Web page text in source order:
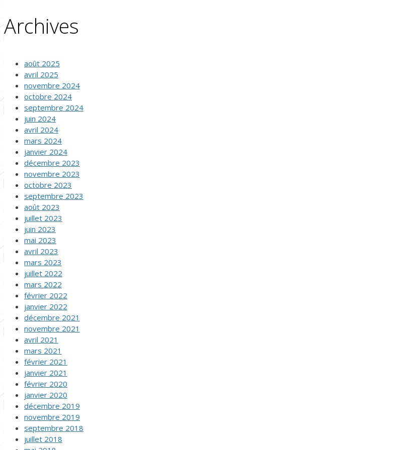
Archives
août 2025
avril 2025
novembre 2024
octobre 2024
septembre 2024
juin 2024
avril 2024
mars 2024
janvier 2024
décembre 2023
novembre 2023
octobre 2023
septembre 2023
août 2023
juillet 2023
juin 2023
mai 2023
avril 2023
mars 2023
juillet 2022
mars 2022
février 2022
janvier 2022
décembre 2021
novembre 2021
avril 2021
mars 2021
février 2021
janvier 2021
février 2020
janvier 2020
décembre 2019
novembre 2019
septembre 2018
juillet 2018